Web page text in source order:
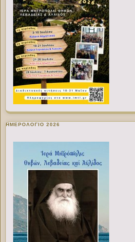
ΗΜΕΡΟΛΟΓΙΟ 2026